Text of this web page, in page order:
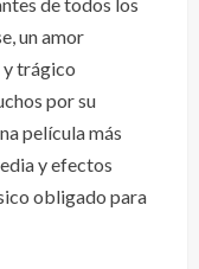
un amor
y trágico
por su
película más
y efectos
obligado para